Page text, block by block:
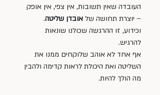
העובדה שאין תשובות, אין צפי, אין אופק
– יוצרת תחושה של אובדן שליטה.
וכידוע, זו ההרגשה שכולנו שונאות
להרגיש.
אף אחד לא אוהב שלוקחים ממנו את
השליטה ואת היכולת לראות קדימה ולהבין
מה הולך להיות.